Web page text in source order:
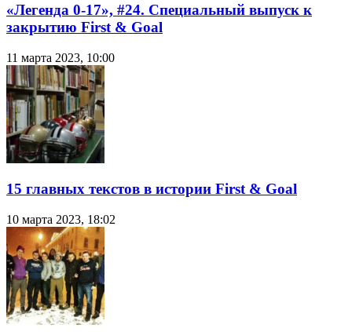
«Легенда 0-17», #24. Специальный выпуск к
закрытию First & Goal
11 марта 2023, 10:00
15 главных текстов в истории First & Goal
10 марта 2023, 18:02